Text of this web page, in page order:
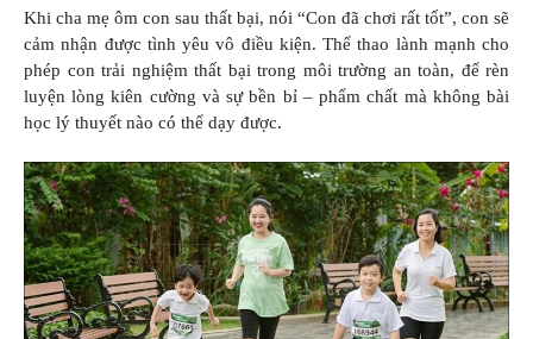
Khi cha mẹ ôm con sau thất bại, nói “Con đã chơi rất tốt”, con sẽ
cảm nhận được tình yêu vô điều kiện. Thể thao lành mạnh cho
phép con trải nghiệm thất bại trong môi trường an toàn, để rèn
luyện lòng kiên cường và sự bền bỉ – phẩm chất mà không bài
học lý thuyết nào có thể dạy được.